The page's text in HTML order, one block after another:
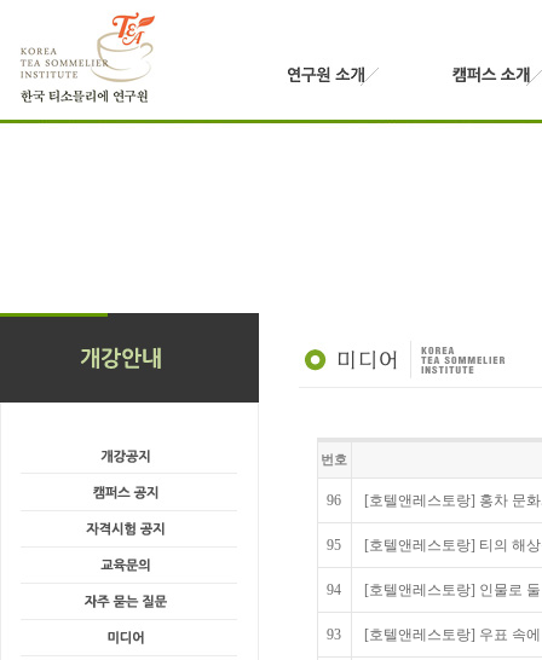
번호
96 [호텔앤레스토랑] 홍차 문
95 [호텔앤레스토랑] 티의 해
94 [호텔앤레스토랑] 인물로
93 [호텔앤레스토랑] 우표 속